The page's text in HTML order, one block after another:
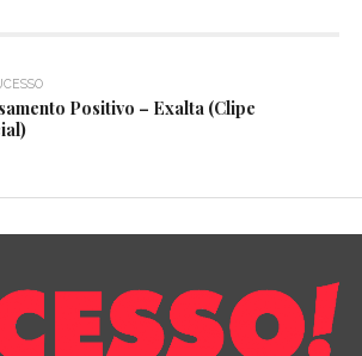
Positivo – Exalta (Clipe